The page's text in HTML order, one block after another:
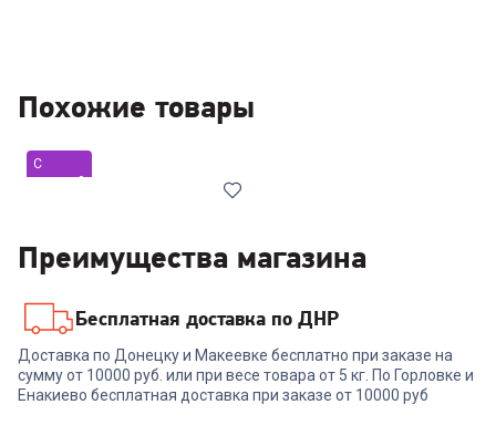
Похожие товары
С
уценкой
Кондиционер KRAFT KF-
MAX12 (УЦЕНКА !!!)
Преимущества магазина
Бесплатная доставка по ДНР
Доставка по Донецку и Макеевке бесплатно при заказе на
сумму от 10000 руб. или при весе товара от 5 кг. По Горловке и
Енакиево бесплатная доставка при заказе от 10000 руб